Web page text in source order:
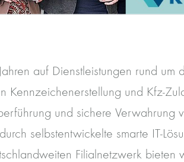
auf Dienstleistungen rund um
Kennzeichenerstellung und Kfz-
und sichere Verwahrung
selbstentwickelte smarte IT-
Filialnetzwerk bieten